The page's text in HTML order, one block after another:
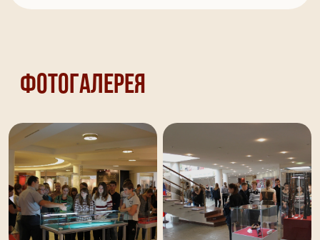
Фотогалерея